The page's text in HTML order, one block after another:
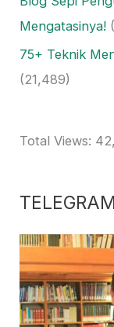
Mengatasinya!
75+ Teknik
(21,489)
Total Views: